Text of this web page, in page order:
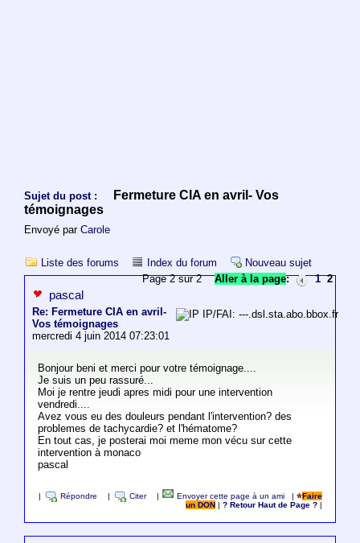
Sujet du post :
Fermeture CIA en avril- Vos
témoignages
Envoyé par Carole
Liste des forums Index du forum
Nouveau sujet
Page 2 sur 2Aller à la page: 1 2
pascal
Re: Fermeture CIA en avril-
Vos témoignages
mercredi 4 juin 2014 07:23:01
IP/FAI: ---.dsl.sta.abo.bbox.fr
Bonjour beni et merci pour votre témoignage....
Je suis un peu rassuré...
Moi je rentre jeudi apres midi pour une intervention
vendredi....
Avez vous eu des douleurs pendant l'intervention? des
problemes de tachycardie? et l'hématome?
En tout cas, je posterai moi meme mon vécu sur cette
intervention à monaco
pascal
Répondre Citer Envoyer cette page à un ami |
Faire
un DON
|? Retour Haut de Page ?